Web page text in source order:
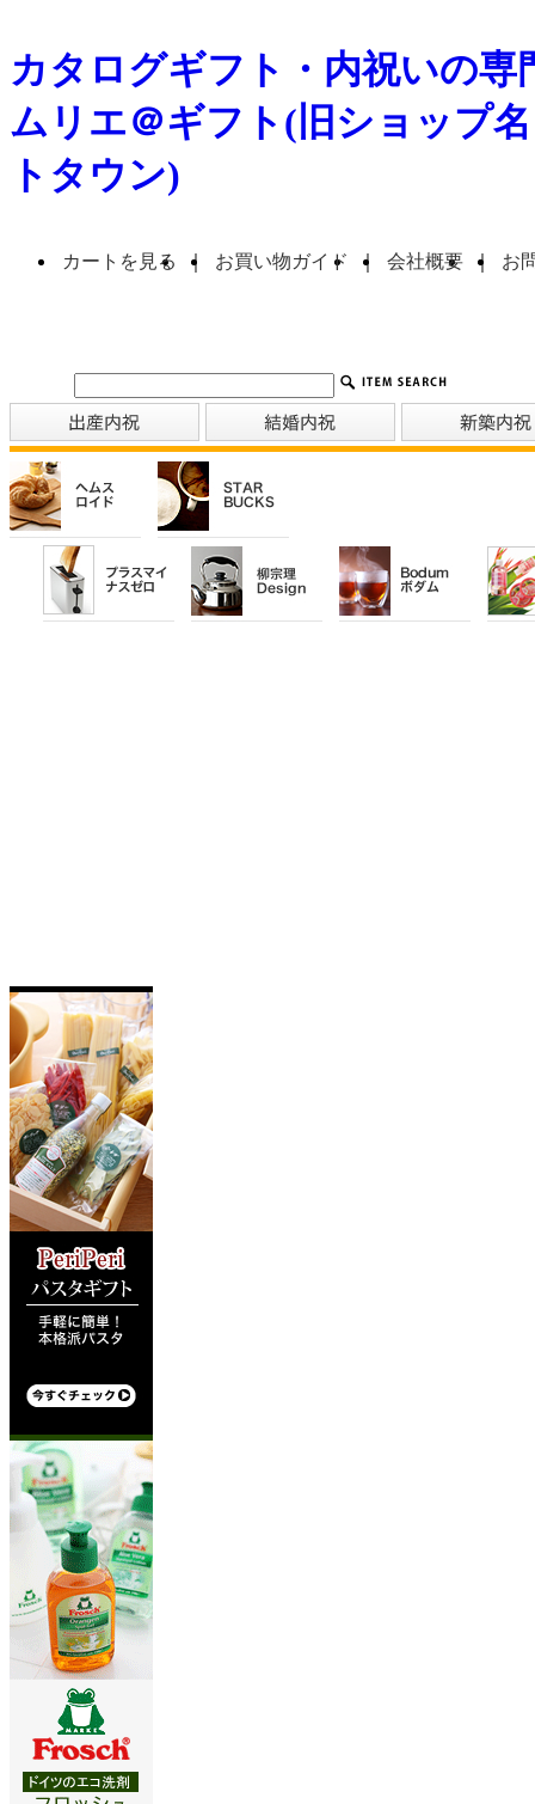
カタログギフト・内祝いの専
ムリエ＠ギフト(旧ショップ
トタウン)
お
｜
会社概要
｜
お買い物ガイド
｜
カートを見る